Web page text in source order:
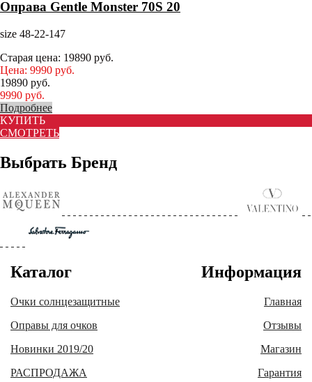
Оправа Gentle Monster 70S 20
size 48-22-147
Старая цена: 19890 руб.
Цена: 9990 руб.
19890 руб.
9990 руб.
Подробнее
КУПИТЬ
СМОТРЕТЬ
Выбрать Бренд
Каталог
Очки солнцезащитные
Оправы для очков
Новинки 2019/20
РАСПРОДАЖА
Информация
Главная
Отзывы
Магазин
Гарантия